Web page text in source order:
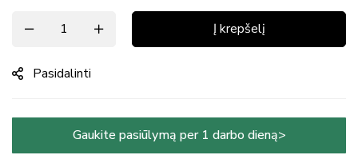
Į krepšelį
Pasidalinti
Gaukite pasiūlymą per 1 darbo dieną>